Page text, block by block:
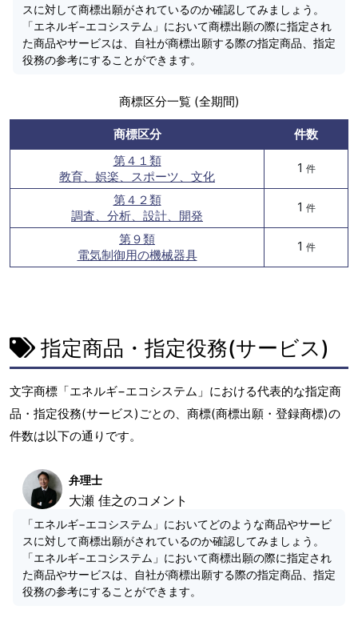
スに対して商標出願がされているのか確認してみましょう。
「エネルギ−エコシステム」において商標出願の際に指定され
た商品やサービスは、自社が商標出願する際の指定商品、指定
役務の参考にすることができます。
商標区分一覧 (全期間)
商標区分
件数
第４１類
教育、娯楽、スポーツ、文化
1 件
第４２類
調査、分析、設計、開発
1 件
第９類
電気制御用の機械器具
1 件
指定商品・指定役務(サービス)
文字商標「エネルギ−エコシステム」における代表的な指定商
品・指定役務(サービス)ごとの、商標(商標出願・登録商標)の
件数は以下の通りです。
弁理士
大瀬 佳之のコメント
「エネルギ−エコシステム」においてどのような商品やサービ
スに対して商標出願がされているのか確認してみましょう。
「エネルギ−エコシステム」において商標出願の際に指定され
た商品やサービスは、自社が商標出願する際の指定商品、指定
役務の参考にすることができます。